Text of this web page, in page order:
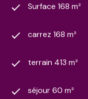
Surface 168 m²
carrez 168 m²
terrain 413 m²
séjour 60 m²